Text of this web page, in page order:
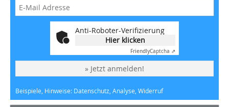
Anti-Roboter-Verifizierung
Hier klicken
FriendlyCaptcha ⇗
» Jetzt anmelden!
Beispiele, Hinweise: Datenschutz, Analyse, Widerruf